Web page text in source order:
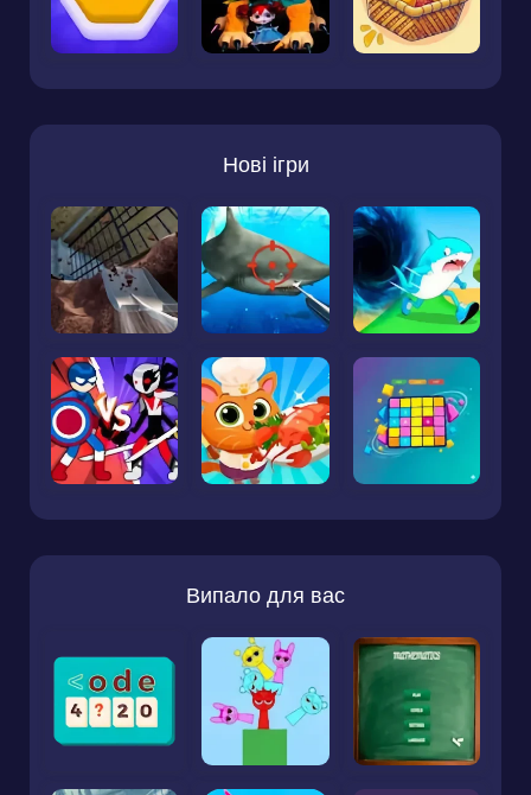
Нові ігри
Випало для вас